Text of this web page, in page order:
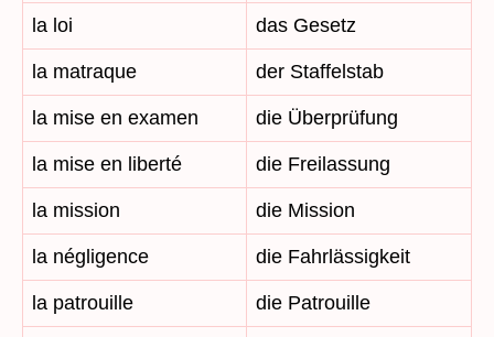
la loi das Gesetz
la matraque der Staffelstab
la mise en examen die Überprüfung
la mise en liberté die Freilassung
la mission die Mission
la négligence die Fahrlässigkeit
la patrouille die Patrouille